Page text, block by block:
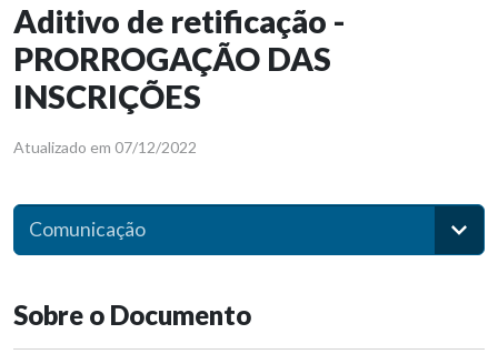
Aditivo de retificação -
PRORROGAÇÃO DAS
INSCRIÇÕES
Atualizado em 07/12/2022
Comunicação
Sobre o Documento